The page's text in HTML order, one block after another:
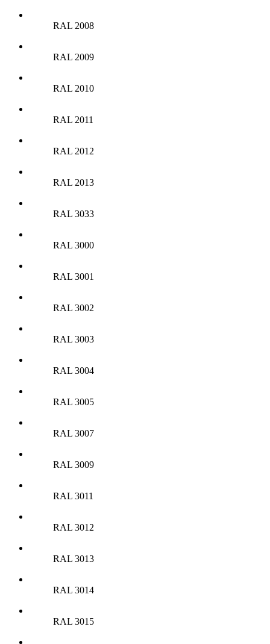
RAL 2008
RAL 2009
RAL 2010
RAL 2011
RAL 2012
RAL 2013
RAL 3033
RAL 3000
RAL 3001
RAL 3002
RAL 3003
RAL 3004
RAL 3005
RAL 3007
RAL 3009
RAL 3011
RAL 3012
RAL 3013
RAL 3014
RAL 3015